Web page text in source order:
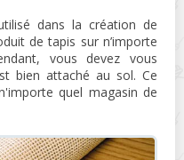
dans la création de
de tapis sur n’importe
vous devez vous
bien attaché au sol. Ce
quel magasin de